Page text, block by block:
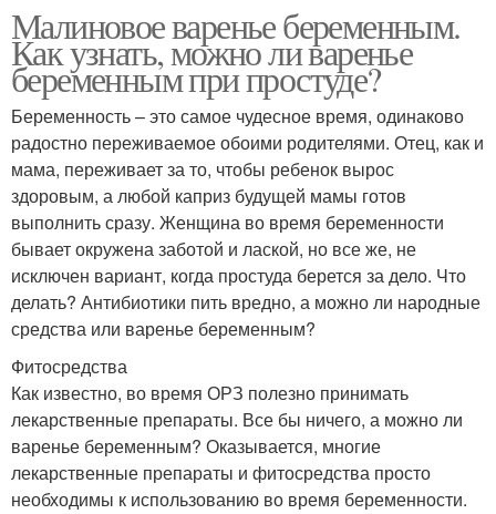
Малиновое варенье беременным.
Как узнать, можно ли варенье
беременным при простуде?
Беременность – это самое чудесное время, одинаково
радостно переживаемое обоими родителями. Отец, как и
мама, переживает за то, чтобы ребенок вырос
здоровым, а любой каприз будущей мамы готов
выполнить сразу. Женщина во время беременности
бывает окружена заботой и лаской, но все же, не
исключен вариант, когда простуда берется за дело. Что
делать? Антибиотики пить вредно, а можно ли народные
средства или варенье беременным?
Фитосредства
Как известно, во время ОРЗ полезно принимать
лекарственные препараты. Все бы ничего, а можно ли
варенье беременным? Оказывается, многие
лекарственные препараты и фитосредства просто
необходимы к использованию во время беременности.